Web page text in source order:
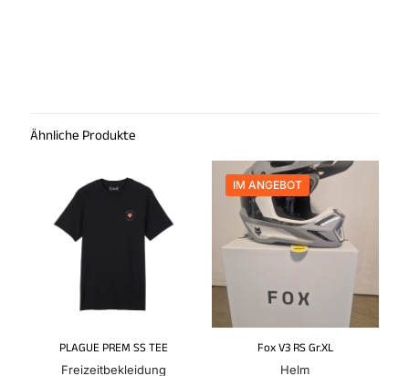
Ähnliche Produkte
PLAGUE PREM SS TEE
Freizeitbekleidung
IM ANGEBOT
Fox V3 RS Gr.XL
Helm